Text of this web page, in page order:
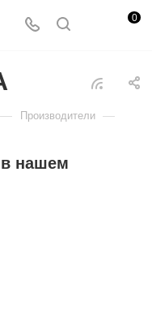
0
— Производители —
нашем